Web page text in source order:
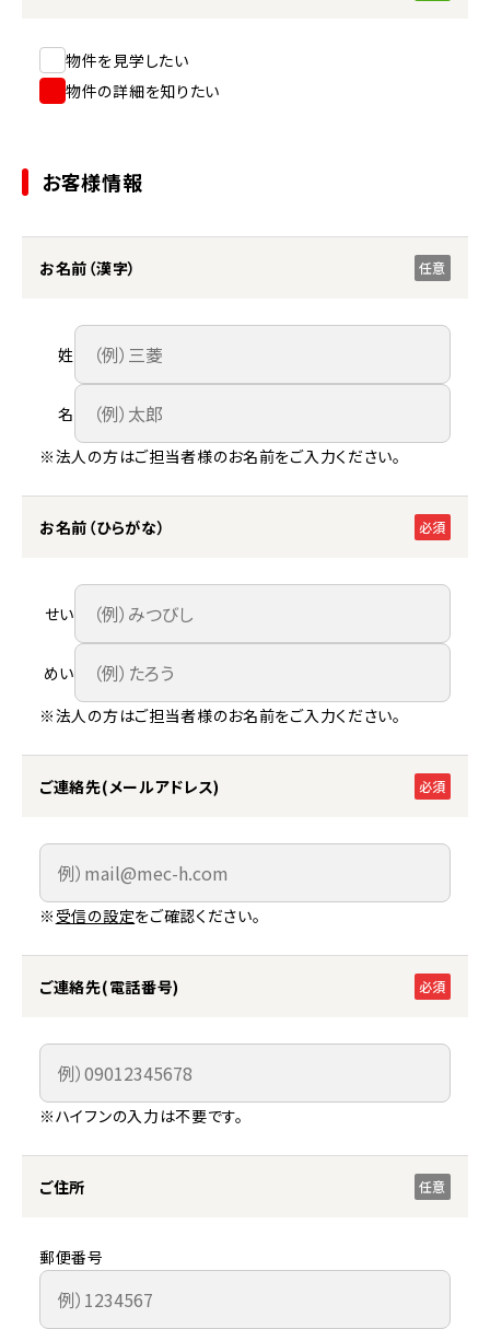
物件を見学したい
物件の詳細を知りたい
お客様情報
お名前（漢字） 任意
姓
名
※法人の方はご担当者様のお名前をご入力ください。
お名前（ひらがな） 必須
せい
めい
※法人の方はご担当者様のお名前をご入力ください。
ご連絡先(メールアドレス) 必須
※ 受信の設定をご確認ください。
ご連絡先(電話番号) 必須
※ハイフンの入力は不要です。
ご住所 任意
郵便番号